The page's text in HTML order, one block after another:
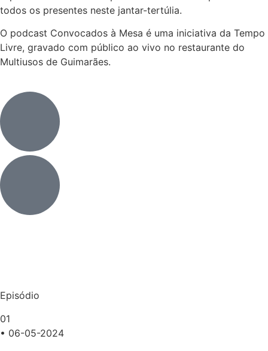
todos os presentes neste jantar-tertúlia.
O podcast Convocados à Mesa é uma iniciativa da Tempo
Livre, gravado com público ao vivo no restaurante do
Multiusos de Guimarães.
Episódio
01
• 06-05-2024